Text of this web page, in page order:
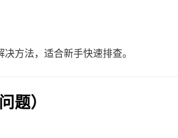
方法，适合新手快速排查。
题）